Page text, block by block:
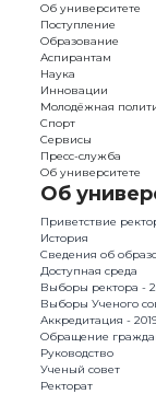
Об университете
Поступление
Образование
Аспирантам
Наука
Инновации
Молодёжная
Спорт
Сервисы
Пресс-служба
Об университете
Об
Приветствие
История
Сведения об
Доступная среда
Выборы ректора -
Выборы Ученого
Аккредитация -
Обращение
Руководство
Ученый совет
Ректорат